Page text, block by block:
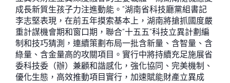
成長新質生孩子力注進動能。”湖南省科技廳黨組書記
李志堅表現，在前五年摸索基本上，湖南將搶抓國度嚴
重計謀機會期和窗口期，聯合“十五五”科技立異計劃編
制和技巧猜測，連續策劃布局一批含新量、含智量、含
綠量、含金量高的攻關項目。實行中將持續充足施展省
委科技委（辦）兼顧和諧感化，強化協同、完美機制、
優化生態，高效推動項目實行，加速賦能財產立異成